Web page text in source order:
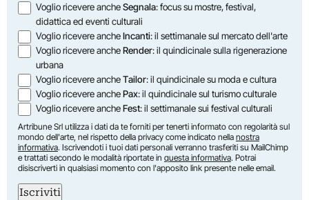
Opzioni
Voglio ricevere ancheSegnala: focus su mostre, festival,
didattica ed eventi culturali
Voglio ricevere ancheIncanti: il settimanale sul mercato dell'arte
Voglio ricevere ancheRender: il quindicinale sulla rigenerazione
urbana
Voglio ricevere ancheTailor: il quindicinale su moda e cultura
Voglio ricevere anchePax: il quindicinale sul turismo culturale
Voglio ricevere ancheFest: il settimanale sui festival culturali
Artribune Srl utilizza i dati da te forniti per tenerti informato con regolarità sul
mondo dell'arte, nel rispetto della privacy come indicato nella nostra
informativa. Iscrivendoti i tuoi dati personali verranno trasferiti su MailChimp
e trattati secondo le modalità riportate in questa informativa. Potrai
disiscriverti in qualsiasi momento con l'apposito link presente nelle email.
Iscriviti